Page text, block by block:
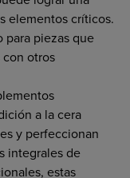
elementos críticos.
para piezas que
otros
a la cera
y perfeccionan
integrales de
estas